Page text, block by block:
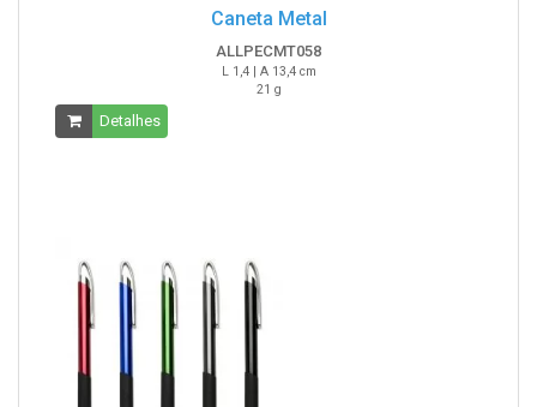
Caneta Metal
ALLPECMT058
L 1,4 | A 13,4 cm
21 g
Detalhes